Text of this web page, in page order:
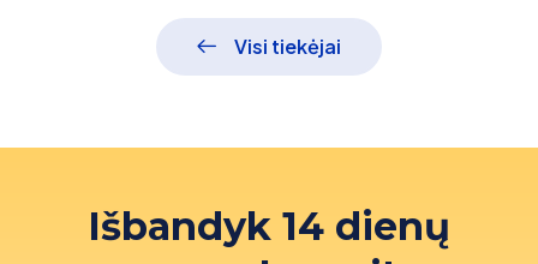
Visi tiekėjai
Išbandyk 14 dienų